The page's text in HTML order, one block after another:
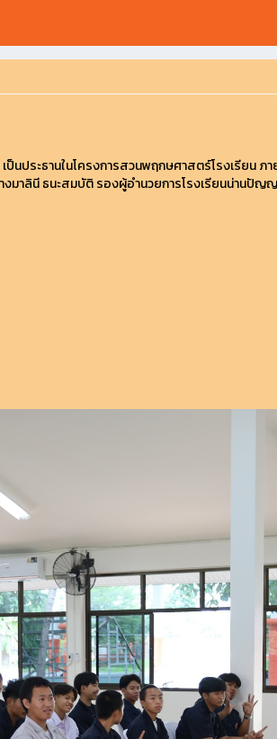
นประธานในโครงการสวนพฤกษศาสตร์โรงเรียน
มาลินี ธนะสมบัติ รองผู้อำนวยการโรงเรียนน่านปั